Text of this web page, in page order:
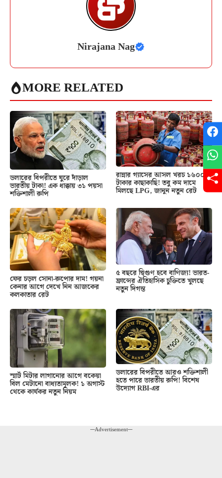
Nirajana Nag
MORE RELATED
ডলারের বিপরীতে ঘুরে দাঁড়াল
ভারতীয় টাকা! এক ধাক্কায় ৩১ পয়সা
শক্তিশালী রুপি
রান্নার গ্যাসের আসল খরচ ১৬০০
টাকার কাছাকাছি! তবু কম দামে
মিলছে LPG, জানুন নতুন রেট
ফের চড়ল সোনা-রুপোর দাম! গয়না
কেনার আগে দেখে নিন আজকের
কলকাতার রেট
৫ বছরে দ্বিগুণ হবে বাণিজ্য! ভারত-
ফ্রান্সের ঐতিহাসিক চুক্তিতে খুলছে
নতুন দিগন্ত
স্মার্ট মিটার লাগানোর আগে বকেয়া
বিল মেটানো বাধ্যতামূলক! ১ অগাস্ট
থেকে কার্যকর নতুন নিয়ম
ডলারের বিপরীতে আরও শক্তিশালী
হতে পারে ভারতীয় রুপি! বিশেষ
উদ্যোগ RBI-এর
---Advertisement---